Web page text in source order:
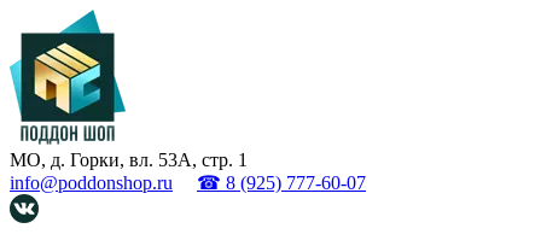
МО, д. Горки, вл. 53А, стр. 1
info@poddonshop.ru
☎ 8 (925) 777-60-07